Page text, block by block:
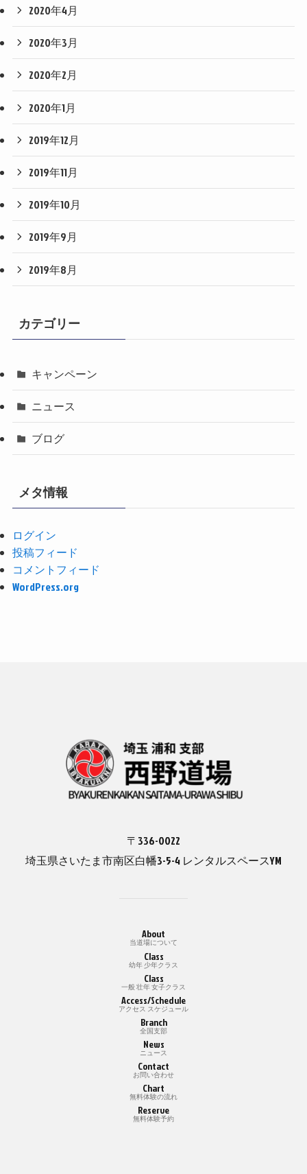
2020年4月
2020年3月
2020年2月
2020年1月
2019年12月
2019年11月
2019年10月
2019年9月
2019年8月
カテゴリー
キャンペーン
ニュース
ブログ
メタ情報
ログイン
投稿フィード
コメントフィード
WordPress.org
〒336-0022
埼玉県さいたま市南区白幡3-5-4 レンタルスペースYM
About
当道場について
Class
幼年 少年クラス
Class
一般 壮年 女子クラス
Access/Schedule
アクセス スケジュール
Branch
全国支部
News
ニュース
Contact
お問い合わせ
Chart
無料体験の流れ
Reserve
無料体験予約